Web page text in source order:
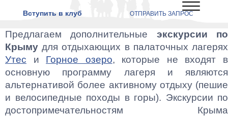
Вступить в клуб ОТПРАВИТЬ ЗАПРОС
Предлагаем дополнительные экскурсии по
Крыму для отдыхающих в палаточных лагерях
Утес и Горное озеро, которые не входят в
основную программу лагеря и являются
альтернативой более активному отдыху (пешие
и велосипедные походы в горы). Экскурсии по
достопримечательностям Крыма